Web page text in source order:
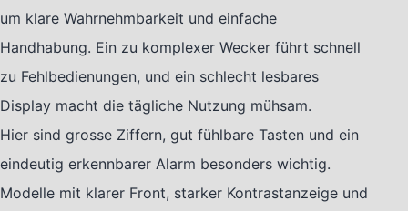
um klare Wahrnehmbarkeit und einfache
Handhabung. Ein zu komplexer Wecker führt schnell
zu Fehlbedienungen, und ein schlecht lesbares
Display macht die tägliche Nutzung mühsam.
Hier sind grosse Ziffern, gut fühlbare Tasten und ein
eindeutig erkennbarer Alarm besonders wichtig.
Modelle mit klarer Front, starker Kontrastanzeige und